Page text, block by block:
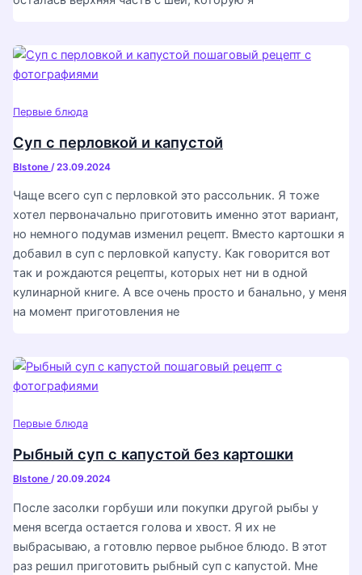
Первые блюда
Суп с перловкой и капустой
Blstone /23.09.2024
Чаще всего суп с перловкой это рассольник. Я тоже
хотел первоначально приготовить именно этот вариант,
но немного подумав изменил рецепт. Вместо картошки я
добавил в суп с перловкой капусту. Как говорится вот
так и рождаются рецепты, которых нет ни в одной
кулинарной книге. А все очень просто и банально, у меня
на момент приготовления не
Первые блюда
Рыбный суп с капустой без картошки
Blstone /20.09.2024
После засолки горбуши или покупки другой рыбы у
меня всегда остается голова и хвост. Я их не
выбрасываю, а готовлю первое рыбное блюдо. В этот
раз решил приготовить рыбный суп с капустой. Мне